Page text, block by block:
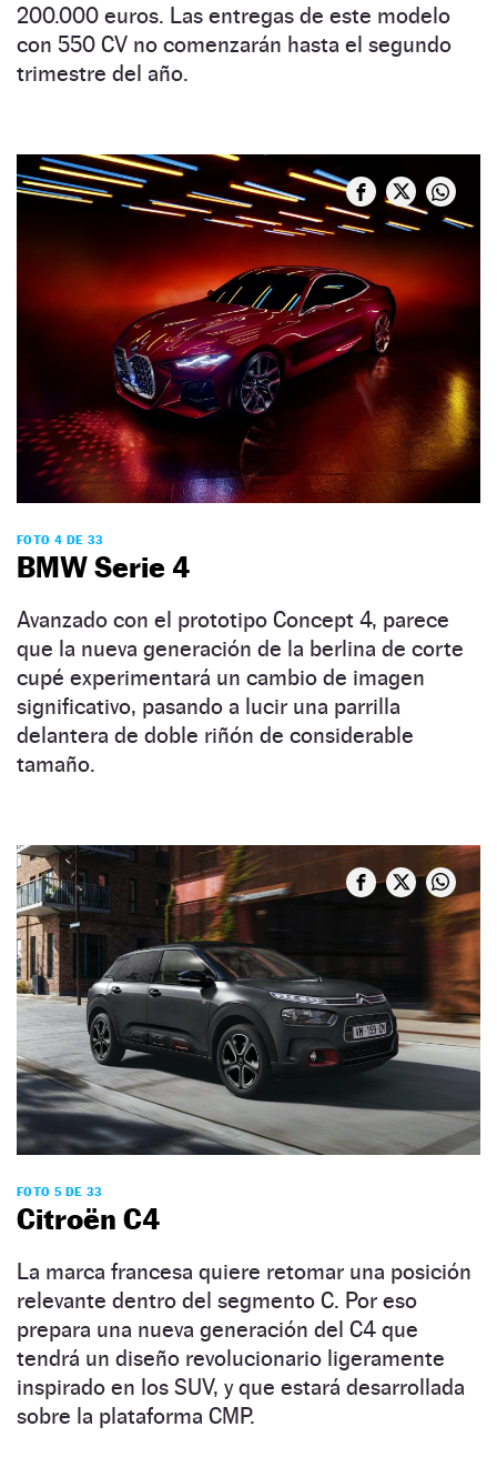
200.000 euros. Las entregas de este modelo
con 550 CV no comenzarán hasta el segundo
trimestre del año.
FOTO 4 DE 33
BMW Serie 4
Avanzado con el prototipo Concept 4, parece
que la nueva generación de la berlina de corte
cupé experimentará un cambio de imagen
significativo, pasando a lucir una parrilla
delantera de doble riñón de considerable
tamaño.
FOTO 5 DE 33
Citroën C4
La marca francesa quiere retomar una posición
relevante dentro del segmento C. Por eso
prepara una nueva generación del C4 que
tendrá un diseño revolucionario ligeramente
inspirado en los SUV, y que estará desarrollada
sobre la plataforma CMP.